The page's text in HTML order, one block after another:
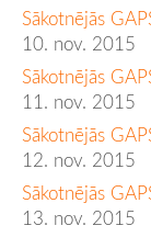
Sākotnējās
10. nov. 2015
Sākotnējās
11. nov. 2015
Sākotnējās
12. nov. 2015
Sākotnējās
13. nov. 2015